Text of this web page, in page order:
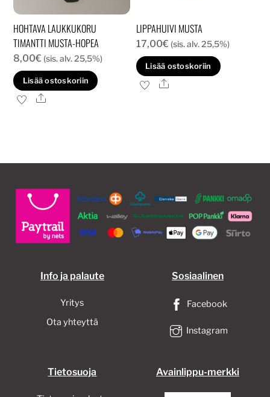
HOHTAVA LAUKKUKORU
TIMANTTI MUSTA-HOPEA
8,00€ (sis. alv. 25,5%)
Lisää ostoskoriin
Ale
LIPPAHUIVI MUSTA
17,00€ (sis. alv. 25,5%)
Lisää ostoskoriin
Ale
Info ja palaute
Yritys
Ota yhteyttä
Sosiaalinen
Facebook
Instagram
Tietosuoja Avainlippu-merkki